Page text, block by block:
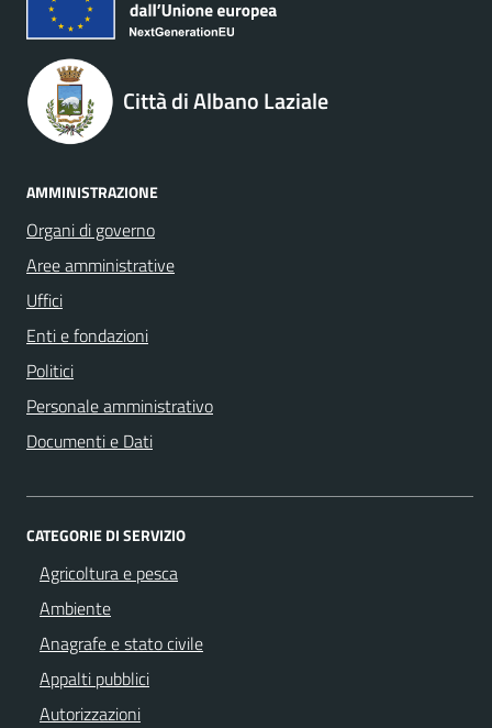
Città di Albano Laziale
AMMINISTRAZIONE
Organi di governo
Aree amministrative
Uffici
Enti e fondazioni
Politici
Personale amministrativo
Documenti e Dati
CATEGORIE DI SERVIZIO
Agricoltura e pesca
Ambiente
Anagrafe e stato civile
Appalti pubblici
Autorizzazioni